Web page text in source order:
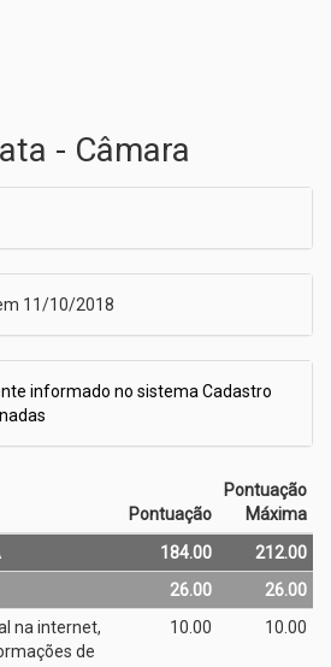
- Câmara
11/10/2018
informado no sistema Cadastro
Pontuação
Pontuação
Máxima
184.00
212.00
26.00
26.00
na internet,
de
10.00 10.00